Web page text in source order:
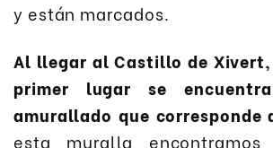
y están marcados.
Al llegar al Castillo de Xivert,
primer lugar se
amurallado que corresponde
esta muralla